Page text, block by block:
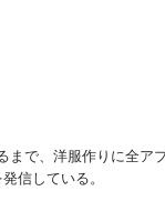
で、洋服作りに全
信している。